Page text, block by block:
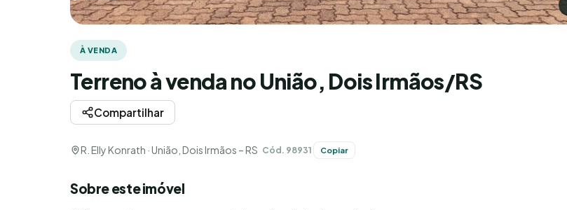
À VENDA
Terreno à venda no União, Dois Irmãos/RS
Compartilhar
R. Elly Konrath · União, Dois Irmãos – RS Cód. 98931 Copiar
Sobre este imóvel